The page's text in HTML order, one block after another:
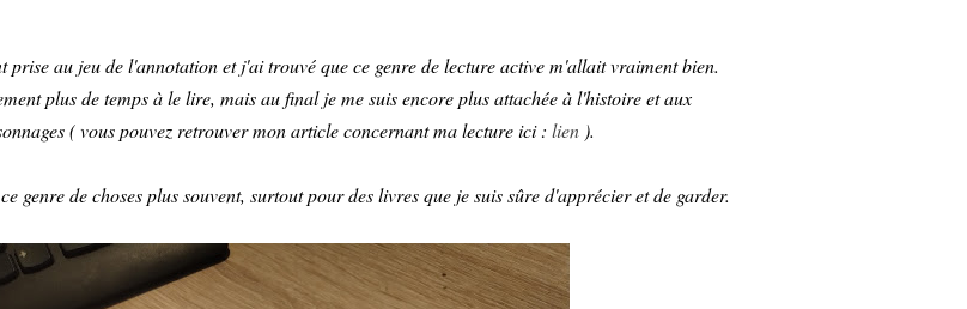
prise au jeu de l'annotation et j'ai trouvé que ce genre de lecture active m'allait vraiment bien.
plus de temps à le lire, mais au final je me suis encore plus attachée à l'histoire et aux
( vous pouvez retrouver mon article concernant ma lecture ici : lien ).
genre de choses plus souvent, surtout pour des livres que je suis sûre d'apprécier et de garder.